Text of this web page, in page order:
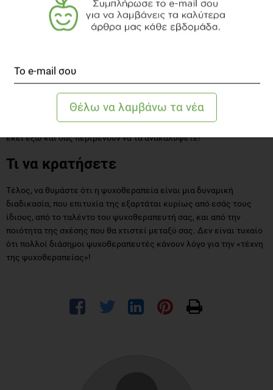
παρατηρείται το φαινόμενο της «αντίστασης στη θεραπεία»,
ακριβώς λίγο πριν επέλθει η ουσιαστική «ανακάλυψη» ή
αλλαγή).
αισθάνεστε για πάρα πολύ χρονικό διάστημα ότι δεν σας «πάει
μπροστά». Εμπιστευτείτε τη διαίσθησή σας και την εσωτερική
σας σοφία. Όσο καλή διάθεση και να έχει κάποιος να βοηθήσει,
υπάρχουν πραγματικά πολλές κατευθύνσεις και είδη
ψυχοθεραπείας που μπορεί να σας ταιριάζουν καλύτερα, είναι
εκεί έξω και σας περιμένουν να τα ανακαλύψετε!
Τι να κρατήσετε
Τέλος, να θυμάστε ότι η ψυχοθεραπεία είναι μια δυναμική
διαδικασία, που επιτυχία της εξαρτάται κυρίως από εσάς τους
ίδιους, από το ταλέντο του ψυχοθεραπευτή σας, και από την
ποιότητα της σχέσης που θα χτιστεί μεταξύ σας. Δεν είναι τυχαίο
ότι πολλοί διάσημοι ψυχοθεραπευτές κάνουν λόγο για την «τέχνη
της ψυχοθεραπείας»!